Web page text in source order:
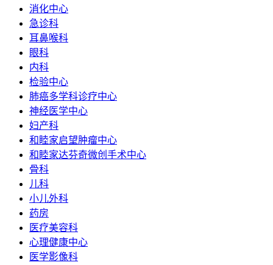
消化中心
急诊科
耳鼻喉科
眼科
内科
检验中心
肺癌多学科诊疗中心
神经医学中心
妇产科
和睦家启望肿瘤中心
和睦家达芬奇微创手术中心
骨科
儿科
小儿外科
药房
医疗美容科
心理健康中心
医学影像科